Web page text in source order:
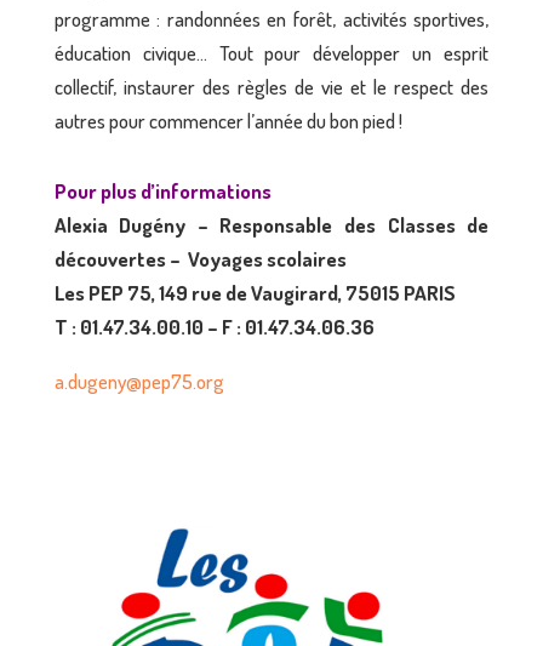
programme : randonnées en forêt, activités sportives,
éducation civique… Tout pour développer un esprit
collectif, instaurer des règles de vie et le respect des
autres pour commencer l’année du bon pied !
Pour plus d’informations
Alexia Dugény – Responsable des Classes de
découvertes – Voyages scolaires
Les PEP 75, 149 rue de Vaugirard, 75015 PARIS
T : 01.47.34.00.10 – F : 01.47.34.06.36
a.dugeny@pep75.org